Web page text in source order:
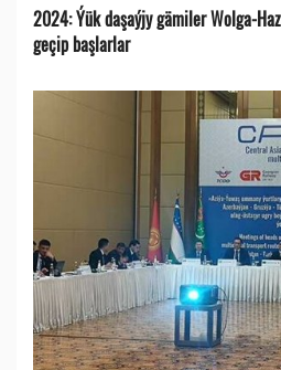
2024: Ýük daşaýjy gämiler Wolga-
geçip başlarlar